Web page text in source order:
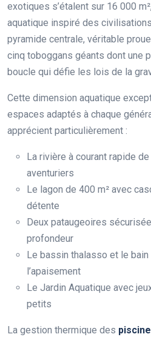
exotiques s’étalent sur 16 000
aquatique inspiré des
pyramide centrale, véritable
cinq toboggans géants dont une
boucle qui défie les lois de la
Cette dimension aquatique
espaces adaptés à chaque
apprécient particulièrement :
La rivière à courant rapide
aventuriers
Le lagon de 400 m² avec
détente
Deux pataugeoires
profondeur
Le bassin thalasso et le
l’apaisement
Le Jardin Aquatique avec
petits
La gestion thermique des